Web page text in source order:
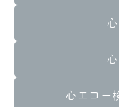
心エコー